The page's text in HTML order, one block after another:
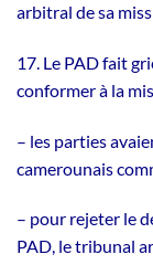
arbitral de sa
17. Le PAD fait
conformer à la
– les parties
camerounais
– pour rejeter le
PAD, le tribunal